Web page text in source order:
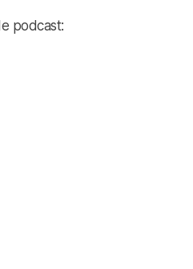
podcast: